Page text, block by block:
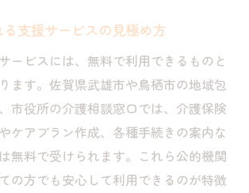
支援サービスの見極め方
ービスには、無料で利用できるものと
ます。佐賀県武雄市や鳥栖市の地域包
市役所の介護相談窓口では、介護保険
ケアプラン作成、各種手続きの案内な
無料で受けられます。これら公的機関
の方でも安心して利用できるのが特徴